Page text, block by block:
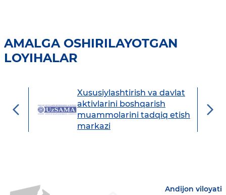
AMALGA OSHIRILAYOTGAN
LOYIHALAR
Xususiylashtirish va davlat
aktivlarini boshqarish
muammolarini tadqiq etish
markazi
Andijon viloyati